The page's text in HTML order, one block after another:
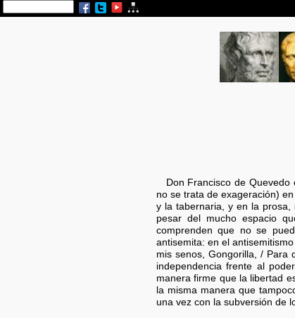
Don Francisco de
no se trata de exageración)
y la tabernaria, y en la prosa,
pesar del mucho espacio
comprenden que no se
antisemita: en el
mis senos, Gongorilla, / Para
independencia frente al
manera firme que la libertad
la misma manera que
una vez con la subversión de